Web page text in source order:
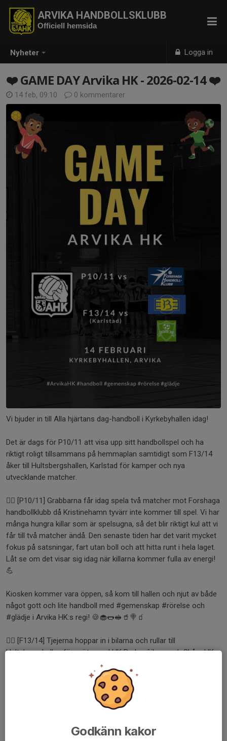
Nyheter Logga in
ARVIKA HANDBOLLSKLUBB
Officiell hemsida
❤️ GAME DAY Arvika HK - 2026-02-14 ❤️
14 feb, 09:10 0 kommentarer
Vi bjuder in till Alla hjärtans dag-handboll i Kyrkebyhallen idag!
Det är dags för P10/11 att visa upp sitt handbollspel och ha
riktigt roligt tillsammans på hemmaplan samtidigt som F13/14
åker till Hultsbergshallen, Karlstad för kamper och nya
utvecklande matcher.
🤾‍♂️ [P10/11] Grabbarna får idag spela två matcher mot Forshaga
handbollklubb då Kristinehamn tyvärr inte kommer till spel. Vi har
många hungra killar som är spelsugna, så det blir riktigt kul att vi
får till två matcher ändå. Den senaste tiden har det varit mycket
fokus på satsningar, fart utan boll och att hitta runt i hela laget.
Låt se om det visar sig idag när killarna kommer fulla av energi!
💪
Kiosken kommer vara öppen, så kom till hallen och njut av både
något gott och lite handboll med #gemenskap #rörelse och
#glädje i Arvika HK:s regi! 🍪🧁🌭🥪🥤🍭🧃
🤾‍♀️ [F13/14] Tjejerna hoppar in i bilarna och rullar till
Hultsbergshallen för möte med HK Brukspôjkera och Skåre HK.
Tjejerna tränar på riktigt bra och även om det inte syns i
poängen i tabellen för seriespelet hur mycket energi och vilja det
finns så kan ni vara säkra på att de alltid vill göra sitt bästa.
Mycket fokus har varit på att gå rakt mot mål och skapa lägen
för sig själva eller släppa vidare till sina lagkamrater. Nu kör vi!
Godkänn kakor